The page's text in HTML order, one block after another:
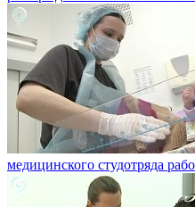
медицинского студотряда